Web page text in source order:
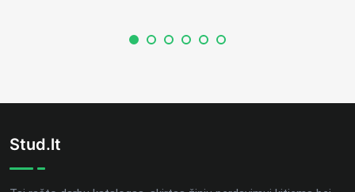
Stud.lt